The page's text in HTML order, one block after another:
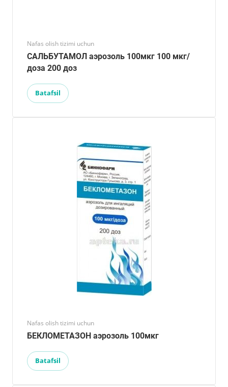
Nafas olish tizimi uchun
САЛЬБУТАМОЛ аэрозоль 100мкг 100 мкг/
доза 200 доз
Batafsil
Nafas olish tizimi uchun
БЕКЛОМЕТАЗОН аэрозоль 100мкг
Batafsil